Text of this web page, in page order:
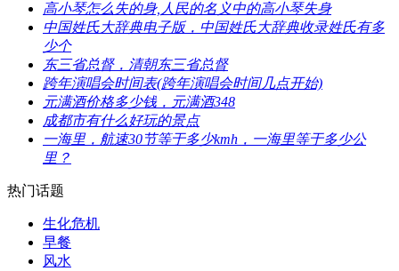
​高小琴怎么失的身,人民的名义中的高小琴失身
​中国姓氏大辞典电子版，中国姓氏大辞典收录姓氏有多
少个
​东三省总督，清朝东三省总督
​跨年演唱会时间表(跨年演唱会时间几点开始)
​元满酒价格多少钱，元满酒348
​成都市有什么好玩的景点
​一海里，航速30节等于多少kmh，一海里等于多少公
里？
热门话题
​生化危机
早餐
风水